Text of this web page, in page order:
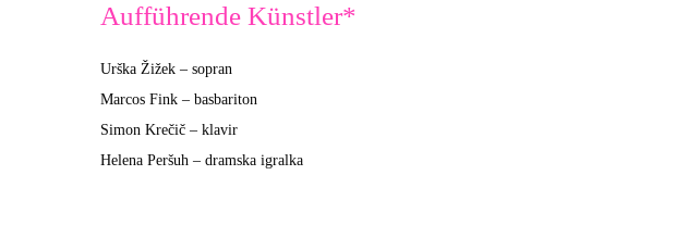
Aufführende Künstler*
Urška Žižek – sopran
Marcos Fink – basbariton
Simon Krečič – klavir
Helena Peršuh – dramska igralka